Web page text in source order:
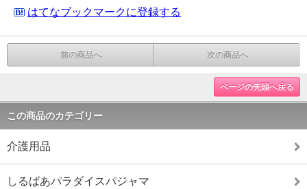
はてなブックマークに登録する
前の商品へ 次の商品へ
ページの先頭へ戻る
この商品のカテゴリー
介護用品
しるばあパラダイスパジャマ